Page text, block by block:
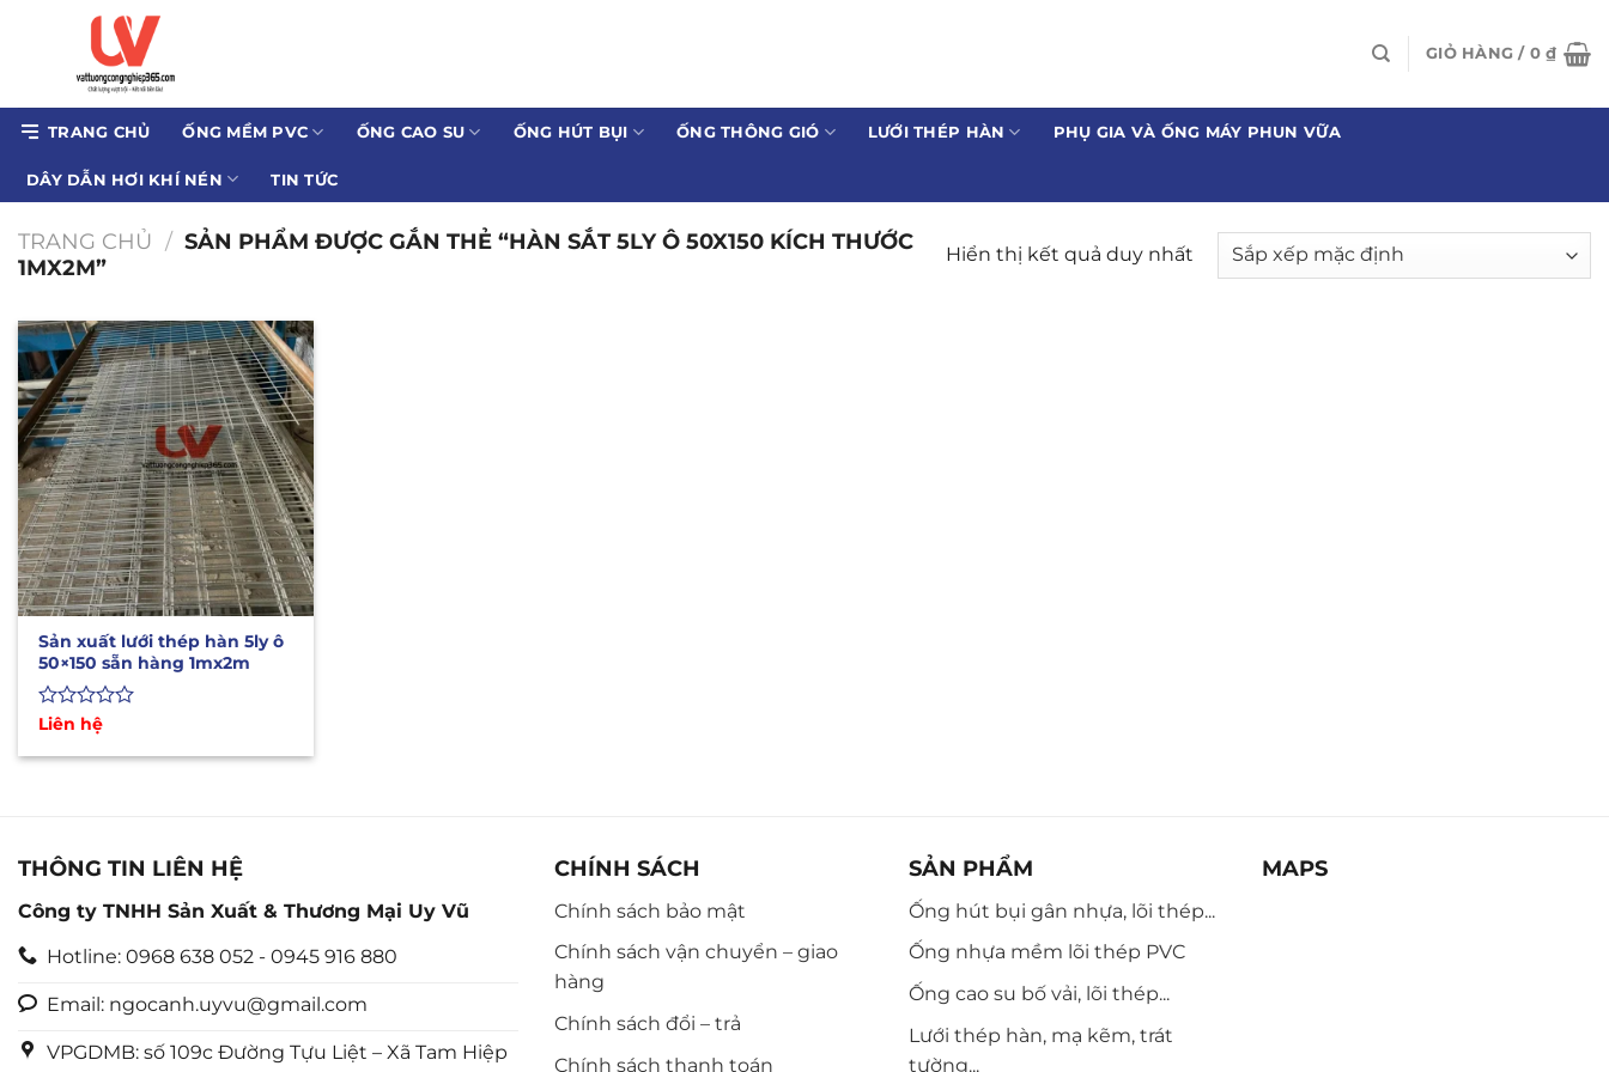
dung
GIỎ HÀNG / 0₫
TRANG CHỦ ỐNG MỀM PVC ỐNG CAO SU ỐNG HÚT BỤI ỐNG THÔNG GIÓ LƯỚI THÉP HÀN PHỤ GIA VÀ ỐNG MÁY PHUN VỮA
DÂY DẪN HƠI KHÍ NÉN TIN TỨC
TRANG CHỦ / SẢN PHẨM ĐƯỢC GẮN THẺ “HÀN SẮT 5LY Ô 50X150 KÍCH THƯỚC
1MX2M”
Hiển thị kết quả duy nhất
Sản xuất lưới thép hàn 5ly ô
50×150 sẵn hàng 1mx2m
Được
hạng
Liên hệ
THÔNG TIN LIÊN HỆ
Công ty TNHH Sản Xuất & Thương Mại Uy Vũ
Hotline: 0968 638 052 - 0945 916 880
Email: ngocanh.uyvu@gmail.com
VPGDMB: số 109c Đường Tựu Liệt – Xã Tam Hiệp
CHÍNH SÁCH
Chính sách bảo mật
Chính sách vận chuyển – giao
hàng
Chính sách đổi – trả
Chính sách thanh toán
SẢN PHẨM
Ống hút bụi gân nhựa, lõi thép...
Ống nhựa mềm lõi thép PVC
Ống cao su bố vải, lõi thép...
Lưới thép hàn, mạ kẽm, trát
tường...
MAPS